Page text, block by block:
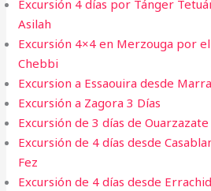
Excursión 4 días por Tánger
Asilah
Excursión 4×4 en Merzouga por
Chebbi
Excursion a Essaouira desde
Excursión a Zagora 3 Días
Excursión de 3 días de
Excursión de 4 días desde
Fez
Excursión de 4 días desde